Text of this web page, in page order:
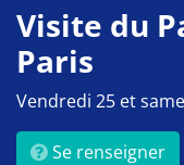
Visite du
Paris
Vendredi 25 et
Se renseigner